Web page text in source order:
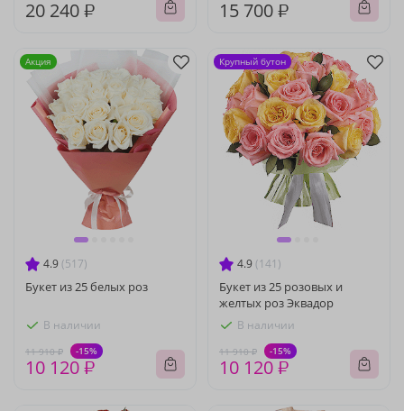
20 240 ₽ 15 700 ₽
4.9 (517)
Букет из 25 белых роз
В наличии
11 910 ₽ -15%
10 120 ₽
Акция
4.9 (141)
Букет из 25 розовых и
желтых роз Эквадор
В наличии
11 910 ₽ -15%
10 120 ₽
Крупный бутон